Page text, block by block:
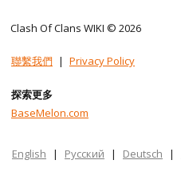
Clash Of Clans WIKI © 2026
聯繫我們 | Privacy Policy
探索更多
BaseMelon.com
English | Русский | Deutsch |